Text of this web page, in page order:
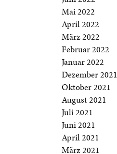
Mai 2022
April 2022
März 2022
Februar 2022
Januar 2022
Dezember 2021
Oktober 2021
August 2021
Juli 2021
Juni 2021
April 2021
März 2021